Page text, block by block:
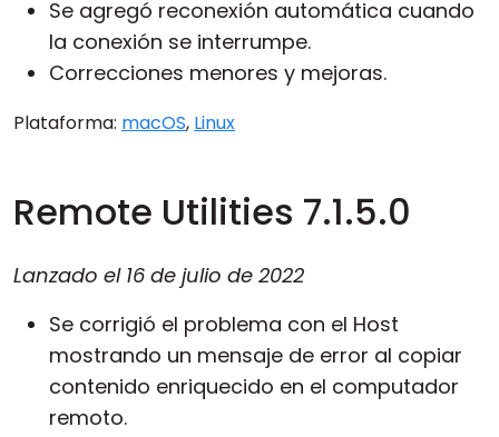
Se agregó reconexión automática cuando
la conexión se interrumpe.
Correcciones menores y mejoras.
Plataforma: macOS, Linux
Remote Utilities 7.1.5.0
Lanzado el 16 de julio de 2022
Se corrigió el problema con el Host
mostrando un mensaje de error al copiar
contenido enriquecido en el computador
remoto.